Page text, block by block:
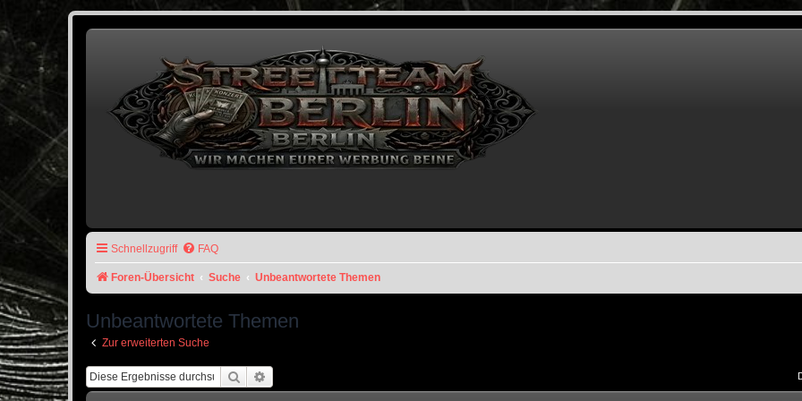
Schnellzugriff FAQ
Foren-Übersicht Suche Unbeantwortete Themen
Unbeantwortete Themen
Zur erweiterten Suche
Suche